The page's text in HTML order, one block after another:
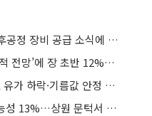
제너셈, SK하이닉스와 반도체 후공정 장비 공급 소식에 상승세
삼성전기, ‘실리콘 커패시터+실적 전망’에 장 초반 12%대 급등
"전쟁 전 수준 가나"...제주항공, 유가 하락·기름값 안정 기대감에 23% 급등
美 클래리티 법안 연내 통과 가능성 13%…상원 문턱서 제동